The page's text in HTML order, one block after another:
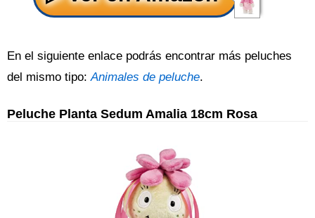
En el siguiente enlace podrás encontrar más peluches
del mismo tipo:Animales de peluche.
Peluche Planta Sedum Amalia 18cm Rosa